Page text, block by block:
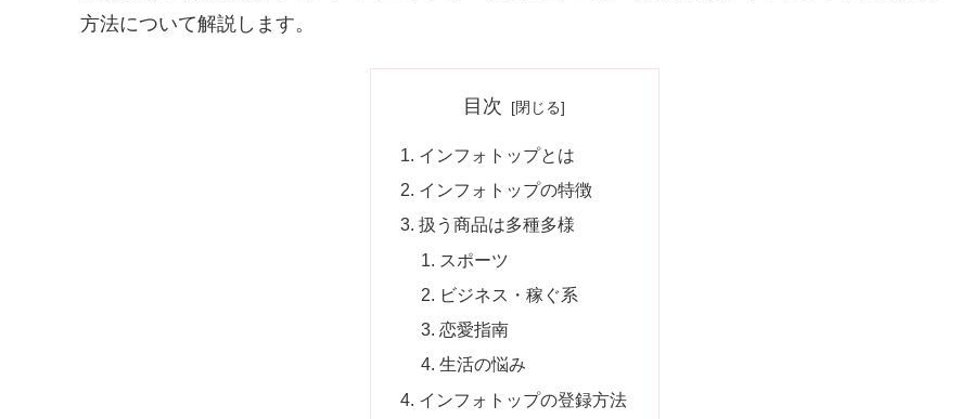
方法について解説します。
目次
インフォトップとは
インフォトップの特徴
扱う商品は多種多様
スポーツ
ビジネス・稼ぐ系
恋愛指南
生活の悩み
インフォトップの登録方法